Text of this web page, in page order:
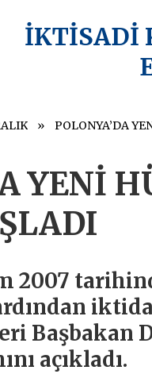
İKTİSADİ
POLONYA’DA
YENİ
2007
Başbakan
açıkladı.